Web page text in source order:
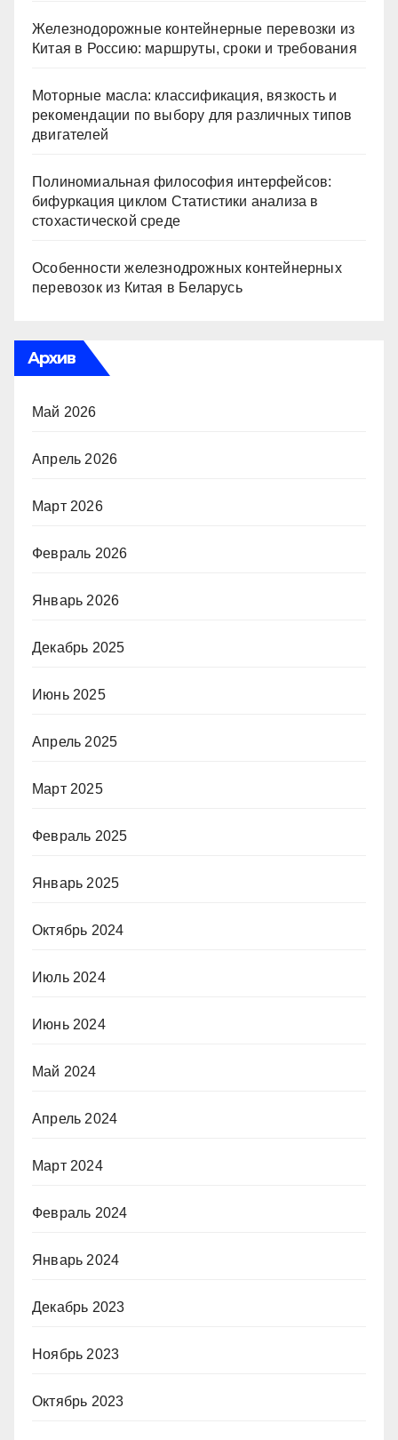
Железнодорожные контейнерные перевозки из
Китая в Россию: маршруты, сроки и требования
Моторные масла: классификация, вязкость и
рекомендации по выбору для различных типов
двигателей
Полиномиальная философия интерфейсов:
бифуркация циклом Статистики анализа в
стохастической среде
Особенности железнодрожных контейнерных
перевозок из Китая в Беларусь
Архив
Май 2026
Апрель 2026
Март 2026
Февраль 2026
Январь 2026
Декабрь 2025
Июнь 2025
Апрель 2025
Март 2025
Февраль 2025
Январь 2025
Октябрь 2024
Июль 2024
Июнь 2024
Май 2024
Апрель 2024
Март 2024
Февраль 2024
Январь 2024
Декабрь 2023
Ноябрь 2023
Октябрь 2023